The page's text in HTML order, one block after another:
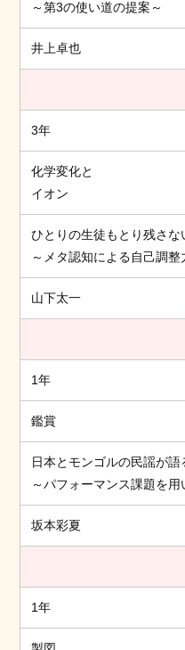
～第3の使い道の提案～
井上卓也
3年
化学変化と
イオン
ひとりの生徒もとり残さな
～メタ認知による自己調整
山下太一
1年
鑑賞
日本とモンゴルの民謡が語
～パフォーマンス課題を用
坂本彩夏
1年